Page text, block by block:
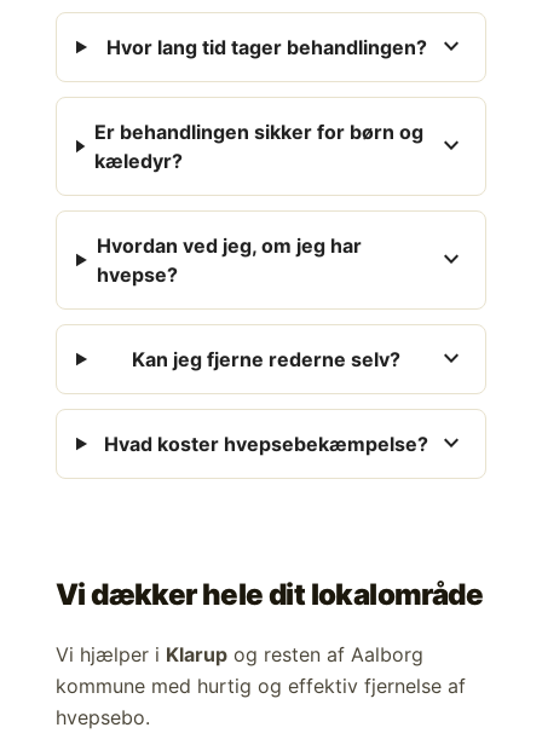
Hvor lang tid tager behandlingen? expand_more
Er behandlingen sikker for børn og
kæledyr?
expand_more
Hvordan ved jeg, om jeg har
hvepse?
expand_more
Kan jeg fjerne rederne selv? expand_more
Hvad koster hvepsebekæmpelse? expand_more
Vi dækker hele dit lokalområde
Vi hjælper i Klarup og resten af Aalborg
kommune med hurtig og effektiv fjernelse af
hvepsebo.